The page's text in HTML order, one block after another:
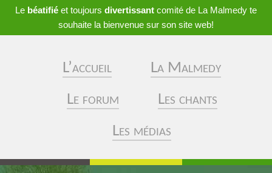
Le béatifié et toujours divertissant comité de La Malmedy te
souhaite la bienvenue sur son site web!
L’accueil
La Malmedy
Le forum
Les chants
Les médias